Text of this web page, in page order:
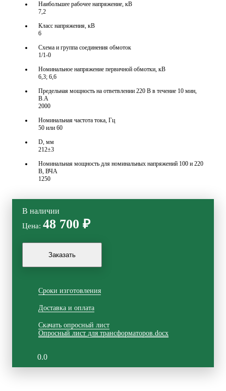
Наибольшее рабочее напряжение, кВ
7,2
Класс напряжения, кВ
6
Схема и группа соединения обмоток
1/1-0
Номинальное напряжение первичной обмотки, кВ
6,3; 6,6
Предельная мощность на ответвлении 220 В в течение 10 мин,
В.А
2000
Номинальная частота тока, Гц
50 или 60
D, мм
212±3
Номинальная мощность для номинальных напряжений 100 и 220
В, ВЧА
1250
В наличии
Цена: 48 700 ₽
Сроки изготовления
Доставка и оплата
Скачать опросный лист
Опросный лист для трансформаторов.docx
0.0